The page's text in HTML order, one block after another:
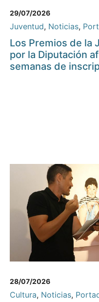
29/07/2026
Juventud, Noticias,
Los Premios de la
por la Diputación
semanas de
28/07/2026
Cultura, Noticias,